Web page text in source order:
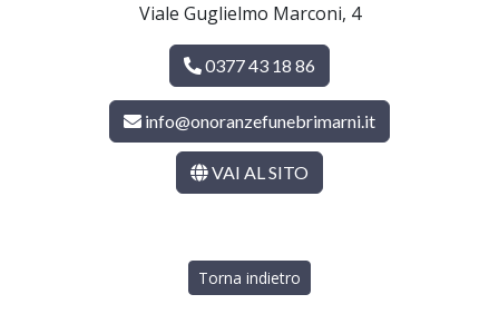
Viale Guglielmo Marconi, 4
0377 43 18 86
info@onoranzefunebrimarni.it
VAI AL SITO
Torna indietro